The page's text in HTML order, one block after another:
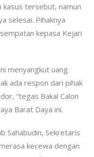
kasus tersebut, namun
selesai. Pihaknya
kepasa Kejari
menyangkut uang
ada respon dari pihak
“tegas Bakal Calon
Barat Daya ini.
Sahabudin, Sekretaris
kecewa dengan